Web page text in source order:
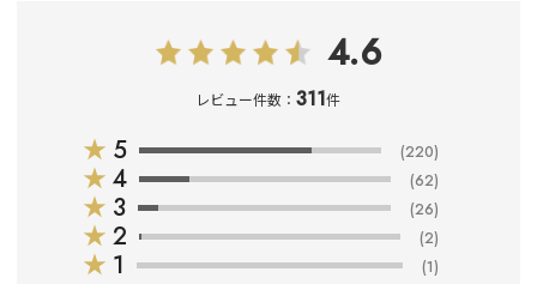
4.6
レビュー件数：311件
★ 5 (220)
★ 4 (62)
★ 3 (26)
★ 2 (2)
★ 1 (1)